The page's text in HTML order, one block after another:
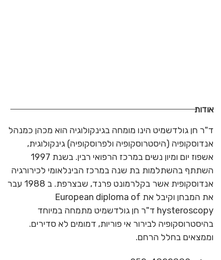
אודות
ד"ר חן גולדשמיט הינו מומחה בגינקולוגיה הוא מכהן כמנהל
אנדוסקופיה (היסטרוסקופיה ולפרוסקופיה) גינקולוגית,
אשפוז יום ומיון נשים במרכז הרפואי רבין. בשנת 1997
השתתף בהשתלמות בת שנה במרכז הבינלאומי לכירורגיה
אנדוסקופית אשר בקלרמונט פרנד, שבצרפת. ב 1988 עבר
את המבחן וקיבל את European diploma of
hysteroscopy ד"ר חן גולדשמיט מתמחה במיוחד
בהיסטרוסקופיה לבירור אי פוריות, דמומים לא סדירים.
וממצאים בחלל הרחם.